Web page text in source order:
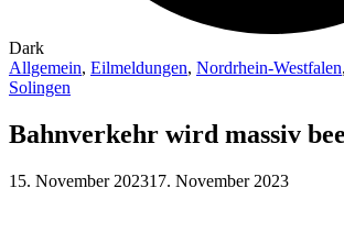
Dark
Allgemein, Eilmeldungen, Nordrhein-Westfalen,
Solingen
Bahnverkehr wird massiv
15. November 202317. November 2023